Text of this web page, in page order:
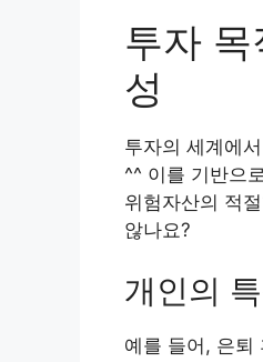
투자
성
투자의 세계에서
^^ 이를 기반으로
위험자산의 적
않나요?
개인의
예를 들어, 은퇴